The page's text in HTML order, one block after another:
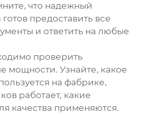
что надежный
предоставить все
и ответить на любые
проверить
мощности. Узнайте, какое
на фабрике,
работает, какие
качества применяются.